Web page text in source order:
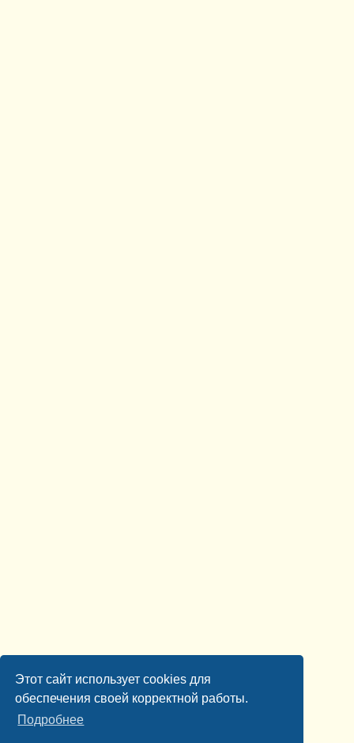
Этот сайт использует cookies для
обеспечения своей корректной работы.
Подробнее